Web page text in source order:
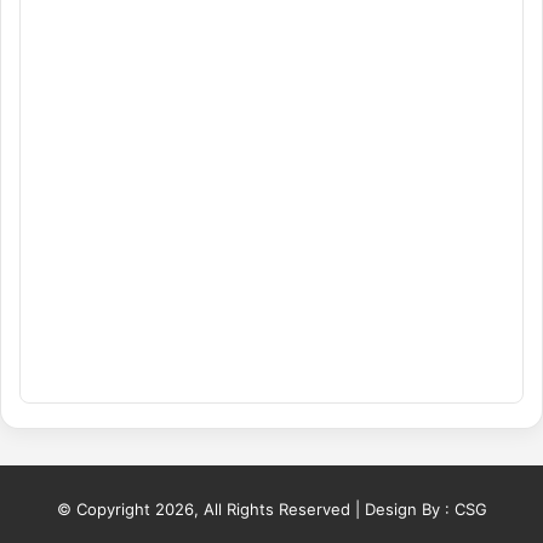
© Copyright 2026, All Rights Reserved | Design By : CSG